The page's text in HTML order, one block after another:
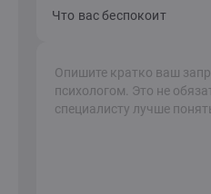
Что вас беспокоит